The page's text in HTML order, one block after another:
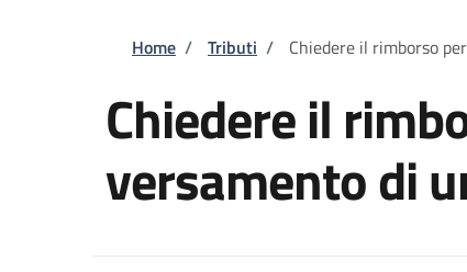
Briciole di pane
Home / Tributi / Chiedere il rimborso
Chiedere il
versamento di